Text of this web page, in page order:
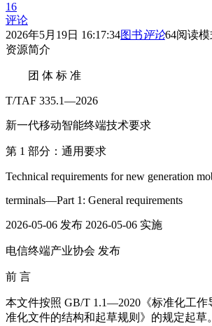
16
评论
2026年5月19日 16:17:34图书评论64阅读
资源简介
团 体 标 准
T/TAF 335.1—2026
新一代移动智能终端技术要求
第 1 部分：通用要求
Technical requirements for new generation
terminals—Part 1: General requirements
2026-05-06 发布 2026-05-06 实施
电信终端产业协会 发布
前 言
本文件按照 GB/T 1.1—2020《标准化工作
准化文件的结构和起草规则》的规定起草。